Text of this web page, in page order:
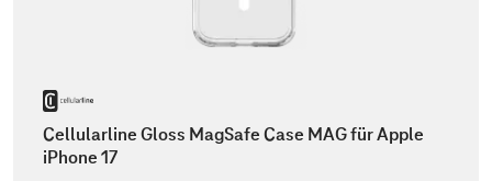
Cellularline Gloss MagSafe Case MAG für Apple
iPhone 17